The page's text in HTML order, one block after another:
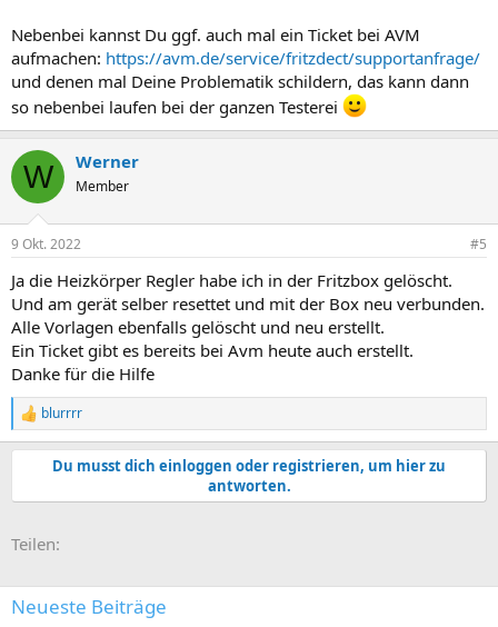
Nebenbei kannst Du ggf. auch mal ein Ticket bei AVM
aufmachen: https://avm.de/service/fritzdect/supportanfrage/
und denen mal Deine Problematik schildern, das kann dann
so nebenbei laufen bei der ganzen Testerei
W Werner
Member
9 Okt. 2022 #5
Ja die Heizkörper Regler habe ich in der Fritzbox gelöscht.
Und am gerät selber resettet und mit der Box neu verbunden.
Alle Vorlagen ebenfalls gelöscht und neu erstellt.
Ein Ticket gibt es bereits bei Avm heute auch erstellt.
Danke für die Hilfe
R
e
a
i
n
:
blurrrr
Du musst dich einloggen oder registrieren, um hier zu
antworten.
Teilen:
Neueste Beiträge